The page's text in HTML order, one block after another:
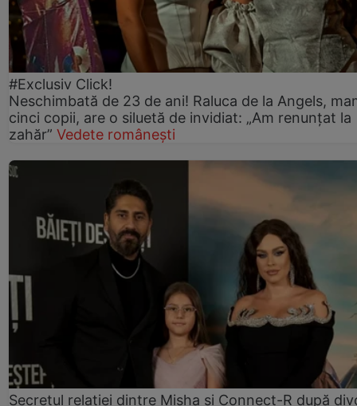
#Exclusiv Click!
Neschimbată de 23 de ani! Raluca de la Angels,
cinci copii, are o siluetă de invidiat: „Am renunțat la
zahăr” Vedete românești
Secretul relației dintre Misha și Connect-R după